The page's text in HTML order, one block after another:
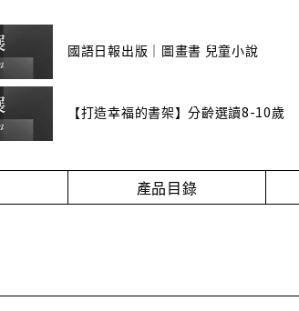
國語日報出版｜圖畫書 兒童小說
【打造幸福的書架】分齡選讀8-10歲
產品目錄